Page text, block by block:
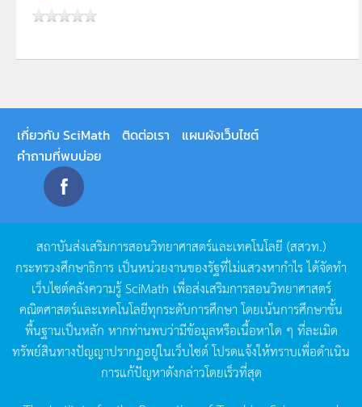
เกี่ยวกับ SciMath ติดต่อเรา
แผนผังเว็บไซต์
คำถามที่พบบ่อย
สถาบันส่งเสริมการสอนวิทยาศาสตร์และเทคโนโลยี (สสวท.)
กระทรวงศึกษาธิการ เป็นหน่วยงานของรัฐที่ไม่แสวงหากำไรได้จัดทำ
เว็บไซต์คลังความรู้SciMath เพื่อส่งเสริมการสอนวิทยาศาสตร์
คณิตศาสตร์และเทคโนโลยีทุกระดับการศึกษา โดยเน้นการศึกษาขั้น
พื้นฐานเป็นหลัก หากท่านพบว่ามีข้อมูลหรือเนื้อหาใด ๆ ที่ละเมิด
ทรัพย์สินทางปัญญาปรากฏอยู่ในเว็บไซต์โปรดแจ้งให้ทราบเพื่อดำเนิน
การแก้ปัญหาดังกล่าวโดยเร็วที่สุด